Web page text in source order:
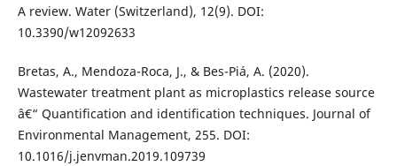
A review. Water (Switzerland), 12(9). DOI:
10.3390/w12092633
Bretas, A., Mendoza-Roca, J., & Bes-Piá, A. (2020).
Wastewater treatment plant as microplastics release source
â€“ Quantification and identification techniques. Journal of
Environmental Management, 255. DOI:
10.1016/j.jenvman.2019.109739